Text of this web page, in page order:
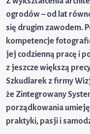
ogrodów – od lat
się drugim zawodem.
kompetencje
jej codzienną pracę i
z jeszcze większą
Szkudlarek z firmy
że Zintegrowany
porządkowania
praktyki, pasji i